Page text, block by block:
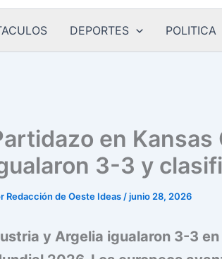
DEPORTES POLITICA
en
3-3 y
Redacción de Oeste Ideas /junio 28, 2026
y Argelia igualaron 3-3